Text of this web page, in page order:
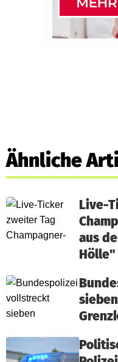
Ähnliche
Live-
aus
Hölle"